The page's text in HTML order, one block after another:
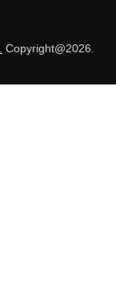
Copyright@2026.